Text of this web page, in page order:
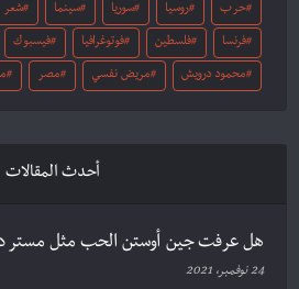
حرب روسيا سوريا سينما شعر
فرنسا فلسطين فوتوغرافيا فيسبوك
محمود درويش مريض نفسي مصر
أحدث المقالات
هل عرفت جين أوستن الحب مثل مستر
24 نوفمبر، 2021